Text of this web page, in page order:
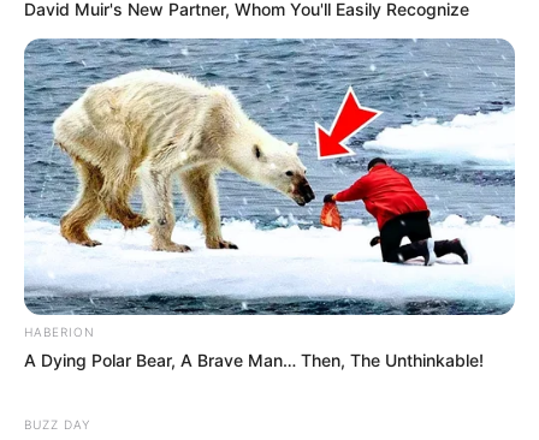
David Muir's New Partner, Whom You'll Easily Recognize
HABERION
A Dying Polar Bear, A Brave Man… Then, The Unthinkable!
BUZZ DAY